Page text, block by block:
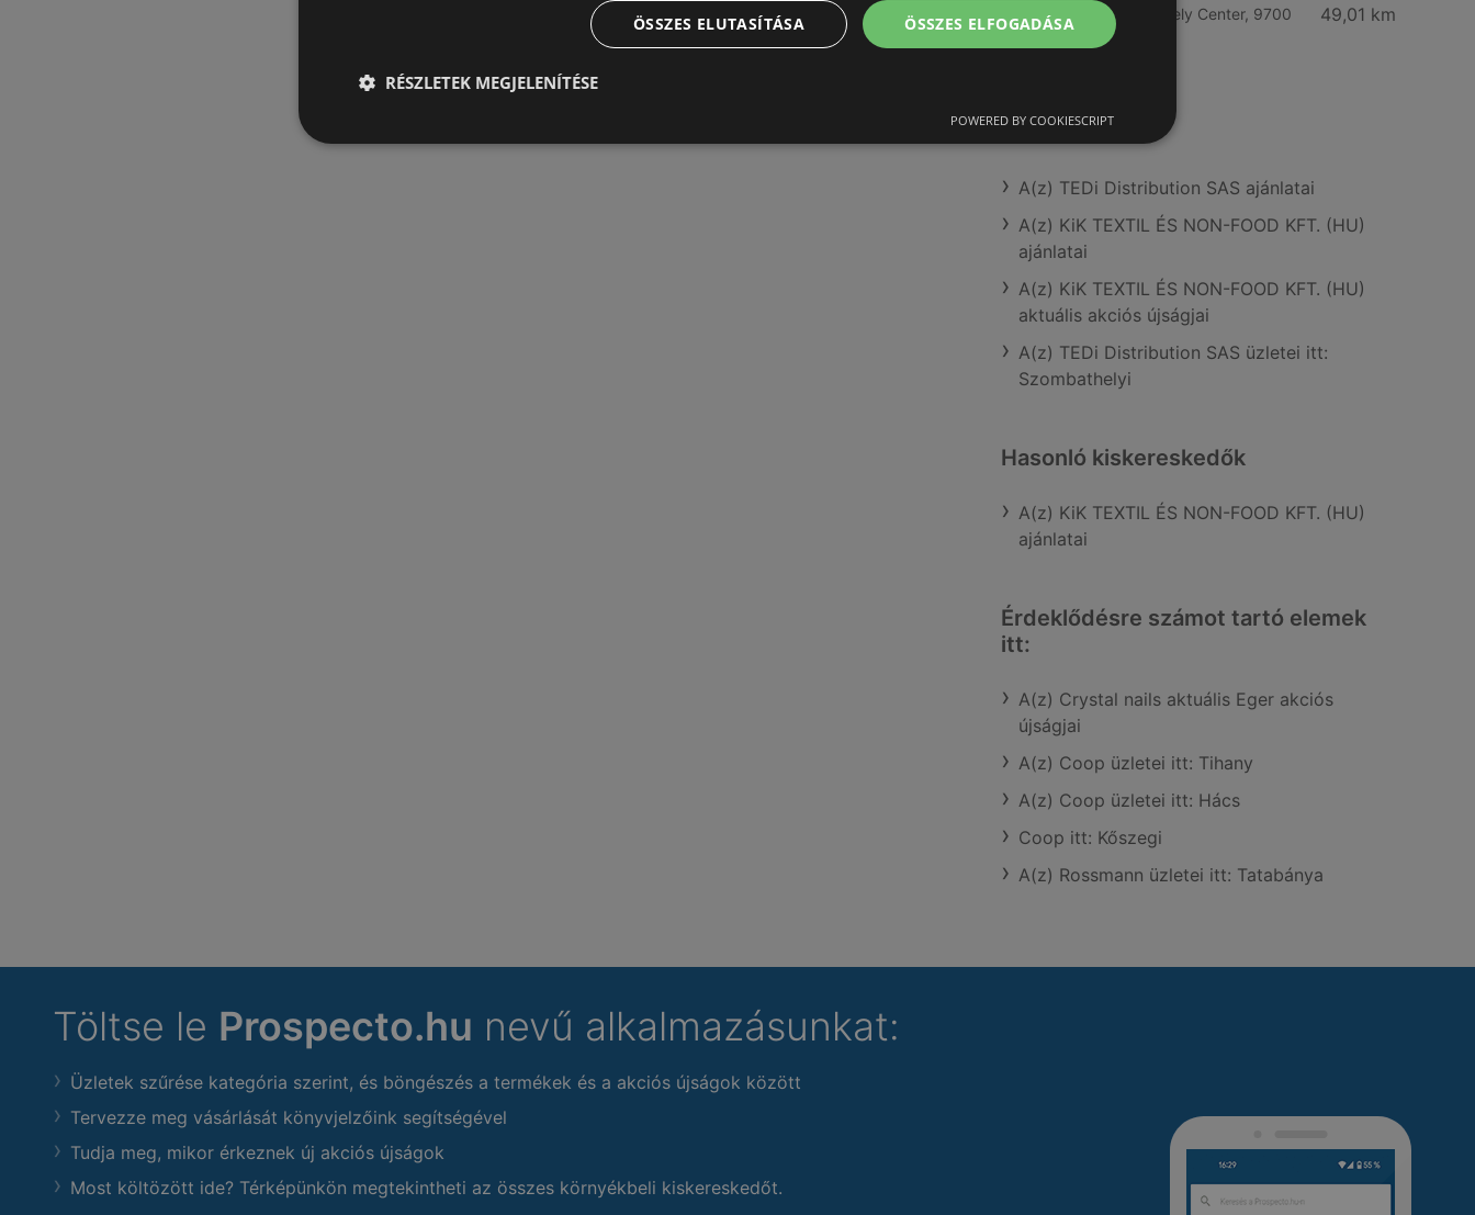
Viktória út 12.Szombathely Center, 9700
49,01 km
További linkek
A(z) TEDi Distribution SAS ajánlatai
A(z) KiK TEXTIL ÉS NON-FOOD KFT. (HU)
ajánlatai
A(z) KiK TEXTIL ÉS NON-FOOD KFT. (HU)
aktuális akciós újságjai
A(z) TEDi Distribution SAS üzletei itt:
Szombathelyi
Hasonló kiskereskedők
A(z) KiK TEXTIL ÉS NON-FOOD KFT. (HU)
ajánlatai
Érdeklődésre számot tartó elemek
itt:
A(z) Crystal nails aktuális Eger akciós
újságjai
A(z) Coop üzletei itt: Tihany
A(z) Coop üzletei itt: Hács
Coop itt: Kőszegi
A(z) Rossmann üzletei itt: Tatabánya
Töltse le Prospecto.hu nevű alkalmazásunkat:
Üzletek szűrése kategória szerint, és böngészés a termékek és a akciós újságok között
Tervezze meg vásárlását könyvjelzőink segítségével
Tudja meg, mikor érkeznek új akciós újságok
Most költözött ide? Térképünkön megtekintheti az összes környékbeli kiskereskedőt.
ÖSSZES ELFOGADÁSA
ÖSSZES ELUTASÍTÁSA
RÉSZLETEK MEGJELENÍTÉSE
POWERED BY COOKIESCRIPT